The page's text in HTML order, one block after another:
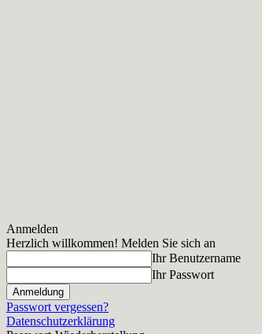
Anmelden
Herzlich willkommen! Melden Sie sich an
Ihr Benutzername
Ihr Passwort
Passwort vergessen?
Datenschutzerklärung